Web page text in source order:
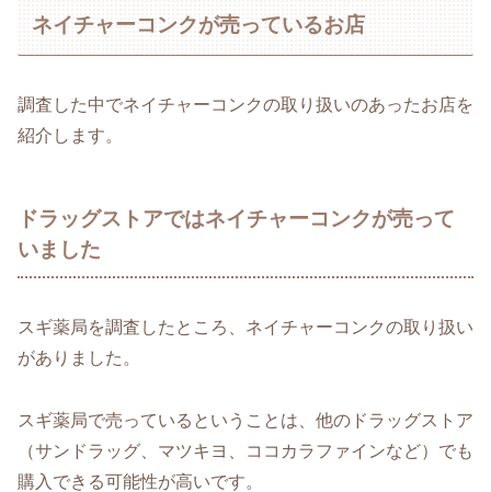
ネイチャーコンクが売っているお店
調査した中でネイチャーコンクの取り扱いのあったお店を
紹介します。
ドラッグストアではネイチャーコンクが売って
いました
スギ薬局を調査したところ、ネイチャーコンクの取り扱い
がありました。
スギ薬局で売っているということは、他のドラッグストア
（サンドラッグ、マツキヨ、ココカラファインなど）でも
購入できる可能性が高いです。